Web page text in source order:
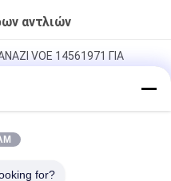
αντλιών
VOE 14561971 ΓΙΑ
VOE 14537295 ΓΙΑ
ΠΑΡΑΓΜΑΤΙΚΗ VOE
for?